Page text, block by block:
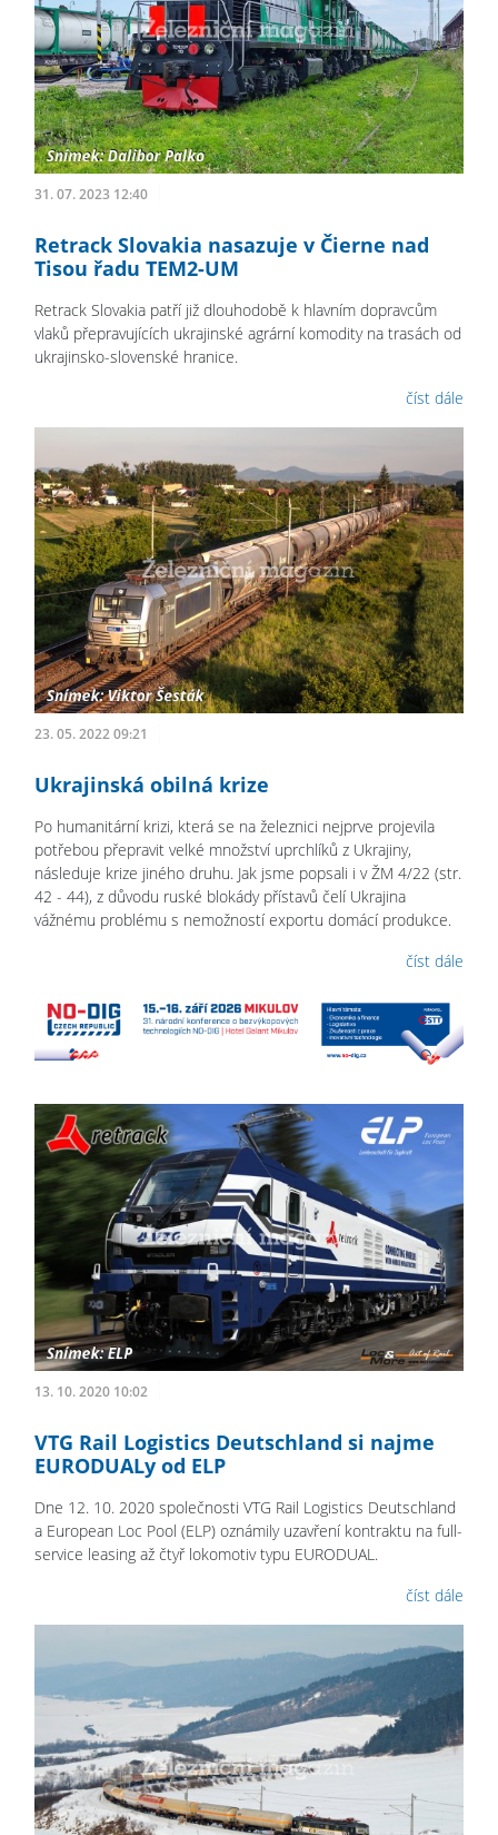
31. 07. 2023 12:40
Retrack Slovakia nasazuje v Čierne nad
Tisou řadu TEM2-UM
Retrack Slovakia patří již dlouhodobě k hlavním dopravcům
vlaků přepravujících ukrajinské agrární komodity na trasách od
ukrajinsko-slovenské hranice.
číst dále
23. 05. 2022 09:21
Ukrajinská obilná krize
Po humanitární krizi, která se na železnici nejprve projevila
potřebou přepravit velké množství uprchlíků z Ukrajiny,
následuje krize jiného druhu. Jak jsme popsali i v ŽM 4/22 (str.
42 - 44), z důvodu ruské blokády přístavů čelí Ukrajina
vážnému problému s nemožností exportu domácí produkce.
číst dále
13. 10. 2020 10:02
VTG Rail Logistics Deutschland si najme
EURODUALy od ELP
Dne 12. 10. 2020 společnosti VTG Rail Logistics Deutschland
a European Loc Pool (ELP) oznámily uzavření kontraktu na full-
service leasing až čtyř lokomotiv typu EURODUAL.
číst dále